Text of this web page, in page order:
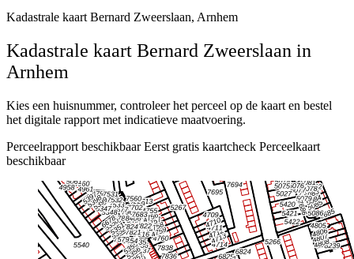
Kadastrale kaart Bernard Zweerslaan, Arnhem
Kadastrale kaart Bernard Zweerslaan in
Arnhem
Kies een huisnummer, controleer het perceel op de kaart en bestel
het digitale rapport met indicatieve maatvoering.
Perceelrapport beschikbaar Eerst gratis kaartcheck Perceelkaart
beschikbaar